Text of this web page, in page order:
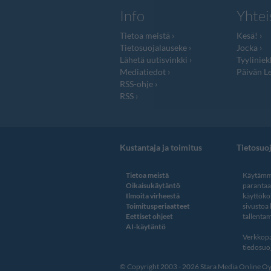
Info
Tietoa meistä
Tietosuojalauseke
Lähetä uutisvinkki
Mediatiedot
RSS-ohje
RSS
Kesä!
Jocka
Päivän
Kustantaja ja toimitus
Tietoa meistä
Oikaisukäytäntö
Ilmoita virheestä
Toimitusperiaatteet
Eettiset ohjeet
AI-käytäntö
sivustoa
© Copyright 2003 - 2026 Stara Media Online